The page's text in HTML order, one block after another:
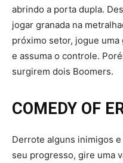
abrindo a porta dupla.
jogar granada na
próximo setor, jogue uma
e assuma o controle.
surgirem dois Boomers.
COMEDY OF
Derrote alguns inimigos
seu progresso, gire uma